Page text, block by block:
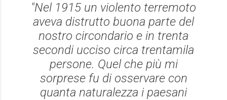
"Nel 1915 un violento terremoto
aveva distrutto buona parte del
nostro circondario e in trenta
secondi ucciso circa trentamila
persone. Quel che più mi
sorprese fu di osservare con
quanta naturalezza i paesani